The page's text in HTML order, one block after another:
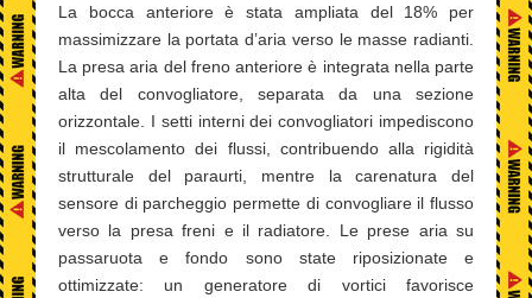
La bocca anteriore è stata ampliata del 18% per
massimizzare la portata d’aria verso le masse radianti.
La presa aria del freno anteriore è integrata nella parte
alta del convogliatore, separata da una sezione
orizzontale. I setti interni dei convogliatori impediscono
il mescolamento dei flussi, contribuendo alla rigidità
strutturale del paraurti, mentre la carenatura del
sensore di parcheggio permette di convogliare il flusso
verso la presa freni e il radiatore. Le prese aria su
passaruota e fondo sono state riposizionate e
ottimizzate: un generatore di vortici favorisce